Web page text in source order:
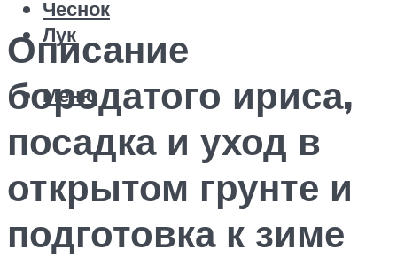
Чеснок
Лук
Меню
Описание
бородатого ириса,
посадка и уход в
открытом грунте и
подготовка к зиме